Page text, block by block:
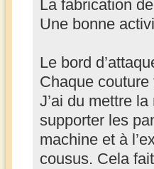
La fabrication
Une bonne
Le bord
Chaque
J’ai du mettre
supporter les
machine et à
cousus. Cela